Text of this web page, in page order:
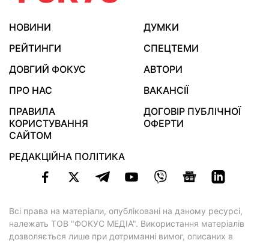
НОВИНИ
ДУМКИ
РЕЙТИНГИ
СПЕЦТЕМИ
ДОВГИЙ ФОКУС
АВТОРИ
ПРО НАС
ВАКАНСІЇ
ПРАВИЛА
КОРИСТУВАННЯ
САЙТОМ
ДОГОВІР ПУБЛІЧНОЇ
ОФЕРТИ
РЕДАКЦІЙНА ПОЛІТИКА
Всі права на матеріали, опубліковані на даному ресурсі,
належать ТОВ "ФОКУС МЕДІА". Використання матеріалів
дозволяється лише при дотриманні вимог, описаних в